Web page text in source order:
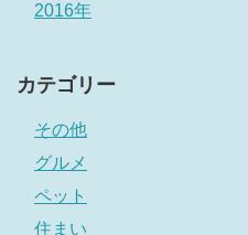
2016年
カテゴリー
その他
グルメ
ペット
住まい